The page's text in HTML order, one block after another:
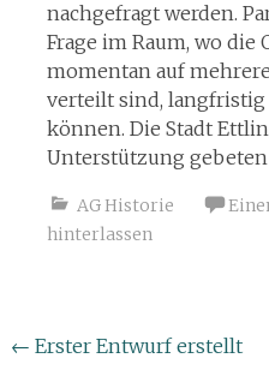
nachgefragt werden.
Frage im Raum, wo
momentan auf
verteilt sind,
können. Die Stadt
Unterstützung gebeten
AG Historie
hinterlassen
Beitragsnavigation
← Erster Entwurf erstellt